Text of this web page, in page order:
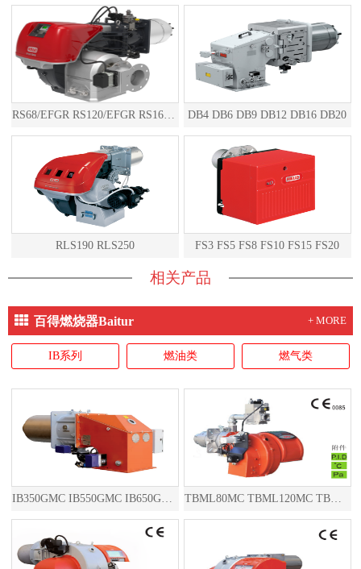
DB4 DB6 DB9 DB12 DB16 DB20
RLS190 RLS250 FS3 FS5 FS8 FS10 FS15 FS20
相关产品
百得燃烧器Baitur + MORE
IB系列 燃油类 燃气类